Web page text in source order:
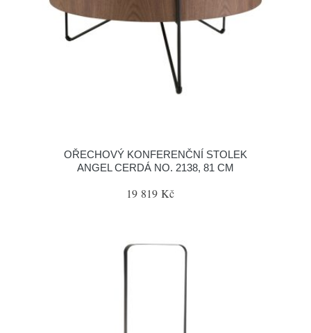
OŘECHOVÝ KONFERENČNÍ STOLEK
ANGEL CERDÁ NO. 2138, 81 CM
19 819 Kč